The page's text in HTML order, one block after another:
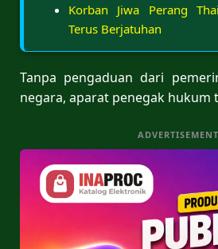
Korban Jiwa Perang
Terus Berjatuhan
Tanpa pengaduan dari
negara, aparat penegak hukum
ADVERTISEMENT